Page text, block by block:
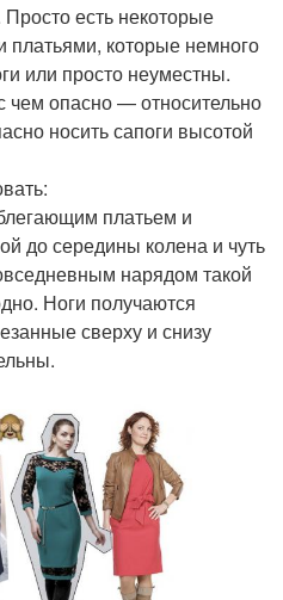
есть некоторые
платьями, которые немного
или просто неуместны.
чем опасно — относительно
носить сапоги высотой
платьем и
до середины колена и чуть
нарядом такой
Ноги получаются
сверху и снизу